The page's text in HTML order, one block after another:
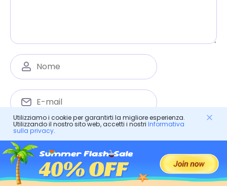
Salva il mio nome, email e sito web in questo
browser per la prossima volta che commenterò.
Utilizziamo i cookie per garantirti la migliore esperienza.
Utilizzando il nostro sito web, accetti i nostri Informativa
sulla privacy.